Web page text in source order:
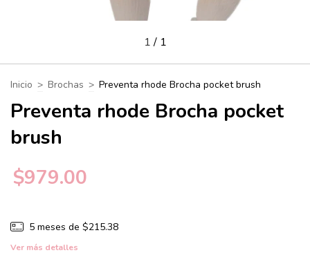
1/ 1
Inicio > Brochas > Preventa rhode Brocha pocket brush
Preventa rhode Brocha pocket
brush
$979.00
5 meses de $215.38
Ver más detalles